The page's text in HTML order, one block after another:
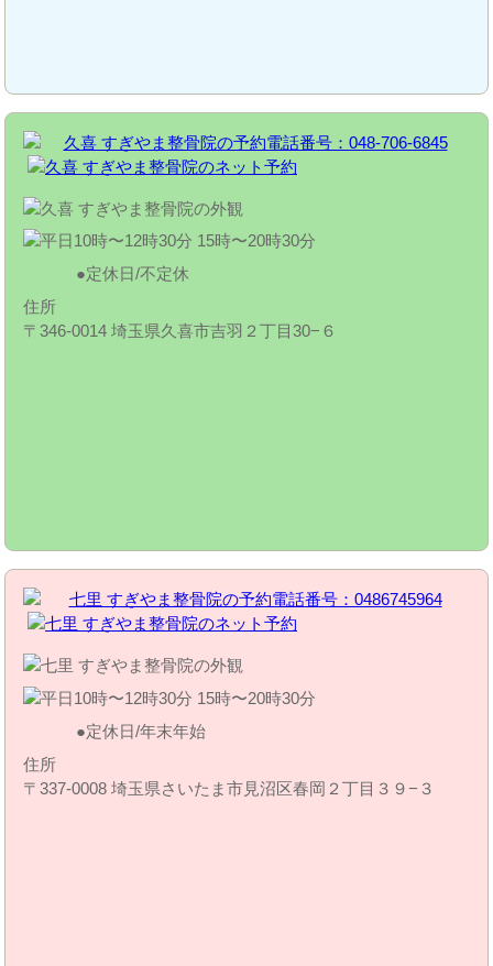
定休日/不定休
住所
〒346-0014 埼玉県久喜市吉羽２丁目30−６
定休日/年末年始
住所
〒337-0008 埼玉県さいたま市見沼区春岡２丁目３９−３